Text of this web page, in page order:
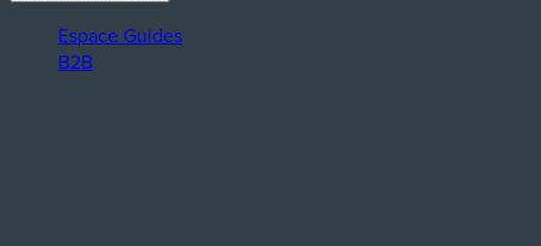
Espace Guides
B2B